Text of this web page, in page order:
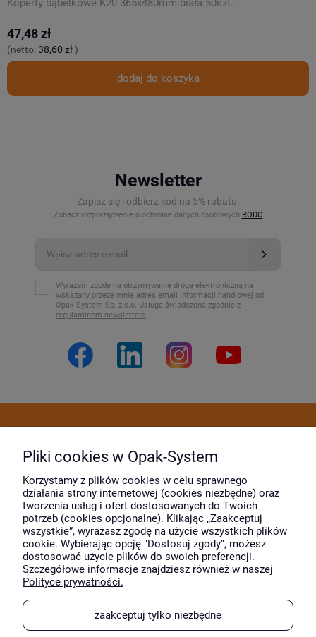
Koperty bąbelkowe K20 365x480mm biała 50szt.
47,48 zł
(netto:38,60 zł)
dodaj do koszyka
Newsletter
Zapisz się i odbierz kod na 5% rabatu.
Zobacz rozporządzenie o ochronie danych osobowych RODO
Wyrażam zgodę na otrzymywanie drogą elektroniczną na
wskazany przeze mnie adres email informacji handlowej od
Opak-System Sp. z o.o. Usługa świadczona zgodnie z
regulaminem newslettera
Moje konto
O firmie
Wyróżnili nas
Pliki cookies w Opak-System
Korzystamy z plików cookies w celu sprawnego
działania strony internetowej (cookies niezbędne) oraz
tworzenia usług i ofert dostosowanych do Twoich
potrzeb (cookies opcjonalne). Klikając „Zaakceptuj
wszystkie”, wyrażasz zgodę na użycie wszystkich plików
cookie. Wybierając opcję "Dostosuj zgody", możesz
dostosować użycie plików do swoich preferencji.
Szczegółowe informacje znajdziesz również w naszej
Polityce prywatności.
zaakceptuj tylko niezbędne